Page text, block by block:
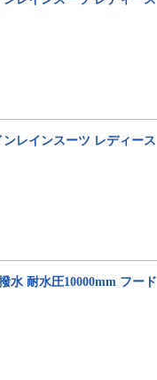
レインスーツ レディース
水 耐水圧10000mm フード